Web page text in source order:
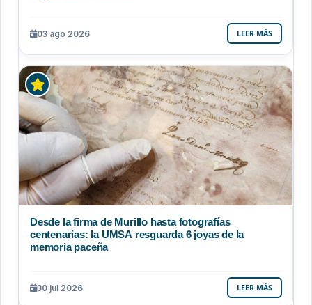
03 ago 2026 LEER MÁS
Desde la firma de Murillo hasta fotografías
centenarias: la UMSA resguarda 6 joyas de la
memoria paceña
30 jul 2026 LEER MÁS